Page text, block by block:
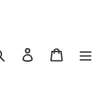
Søk Logg på